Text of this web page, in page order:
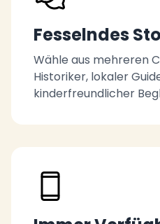
Fesselndes
Wähle aus mehreren
Historiker, lokaler
kinderfreundlicher